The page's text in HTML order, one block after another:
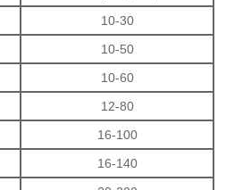
10-30
10-50
10-60
12-80
16-100
16-140